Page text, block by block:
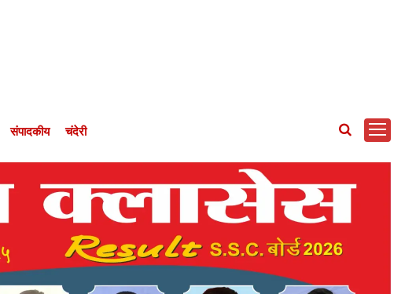
संपादकीय चंदेरी